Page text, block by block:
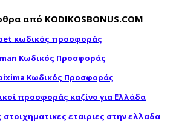
από KODIKOSBONUS.COM
κωδικός προσφοράς
Κωδικός Προσφοράς
Κωδικός Προσφοράς
προσφοράς καζίνο για Ελλάδα
εταιριες στην ελλαδα